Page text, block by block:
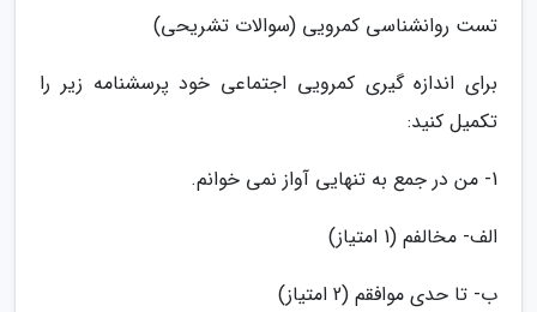
تست روانشناسی کمرویی (سوالات تشریحی)
برای اندازه گیری کمرویی اجتماعی خود پرسشنامه زیر را
تکمیل کنید:
1- من در جمع به تنهایی آواز نمی خوانم.
الف- مخالفم (1 امتیاز)
ب- تا حدی موافقم (2 امتیاز)